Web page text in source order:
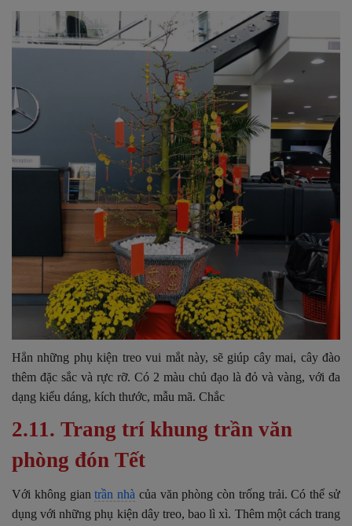
Hẳn những phụ kiện treo vui mắt này, sẽ giúp cây mai, cây đào
thêm đặc sắc và rực rỡ. Có 2 màu chủ đạo là đỏ và vàng, với đa
dạng kiểu dáng, kích thước, mẫu mã. Chắc
2.11. Trang trí khung trần văn
phòng đón Tết
Với không giantrần nhà của văn phòng còn trống trải. Có thể sử
dụng với những phụ kiện dây treo, bao lì xì. Thêm một cách trang